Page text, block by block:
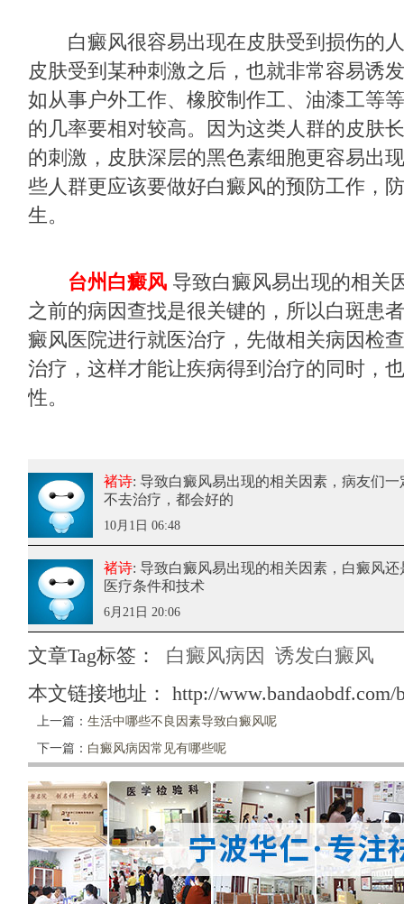
白癜风很容易出现在皮肤受到损伤的人
皮肤受到某种刺激之后，也就非常容易诱
如从事户外工作、橡胶制作工、油漆工等
的几率要相对较高。因为这类人群的皮肤
的刺激，皮肤深层的黑色素细胞更容易出
些人群更应该要做好白癜风的预防工作，
生。
台州白癜风 导致白癜风易出现的相关
之前的病因查找是很关键的，所以白斑患
癜风医院进行就医治疗，先做相关病因检
治疗，这样才能让疾病得到治疗的同时，
性。
褚诗: 导致白癜风易出现的相关因素，病友们一
不去治疗，都会好的
10月1日 06:48
褚诗: 导致白癜风易出现的相关因素，白癜风还
医疗条件和技术
6月21日 20:06
文章Tag标签： 白癜风病因 诱发白癜风
本文链接地址： http://www.bandaobdf.com/
上一篇： 生活中哪些不良因素导致白癜风呢
下一篇： 白癜风病因常见有哪些呢